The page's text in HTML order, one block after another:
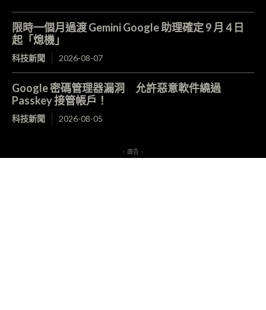
限時一個月過渡 Gemini Google 助理確定 9 月 4 日
起「熄機」
科技新聞 2026-08-07
Google 密碼管理器漏洞 允許惡意軟件繞過
Passkey 接管帳戶！
科技新聞 2026-08-05
- 廣告 -